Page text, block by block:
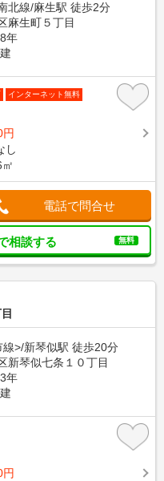
北線/麻生駅 徒歩2分
麻生町５丁目
年
インターネット無料
し
電話で問合せ
相談する 無料
>/新琴似駅 徒歩20分
新琴似七条１０丁目
年
円